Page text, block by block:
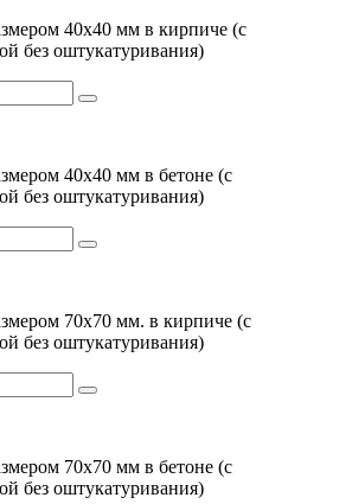
40х40 мм в кирпиче (с
без оштукатуривания)
40х40 мм в бетоне (с
без оштукатуривания)
70х70 мм. в кирпиче (с
без оштукатуривания)
70х70 мм в бетоне (с
без оштукатуривания)